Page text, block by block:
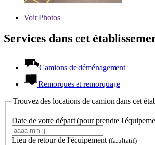
VoirPhotos
Services dans cet
Camions de déménagement
Remorques et remorquage
Trouvez des locations de camion dans cet
Date de votre départ (pour prendre
Lieu de retour de l'équipement (facultatif)